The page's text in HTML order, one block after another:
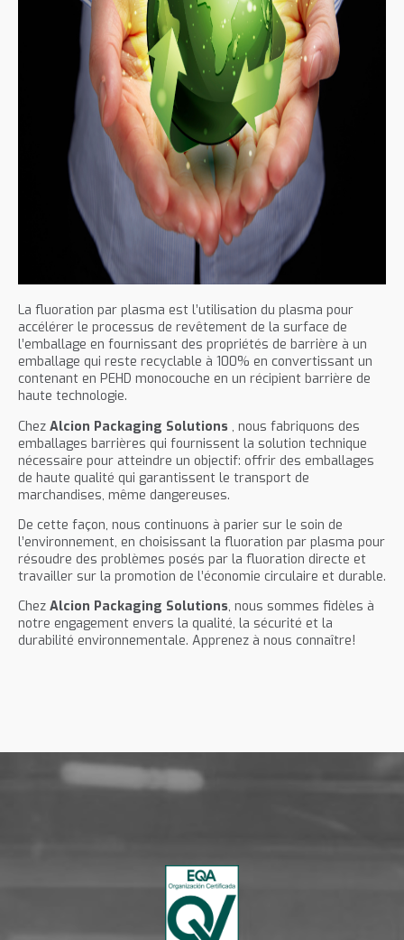
La fluoration par plasma est l’utilisation du plasma pour
accélérer le processus de revêtement de la surface de
l’emballage en fournissant des propriétés de barrière à un
emballage qui reste recyclable à 100% en convertissant un
contenant en PEHD monocouche en un récipient barrière de
haute technologie.
Chez Alcion Packaging Solutions , nous fabriquons des
emballages barrières qui fournissent la solution technique
nécessaire pour atteindre un objectif: offrir des emballages
de haute qualité qui garantissent le transport de
marchandises, même dangereuses.
De cette façon, nous continuons à parier sur le soin de
l’environnement, en choisissant la fluoration par plasma pour
résoudre des problèmes posés par la fluoration directe et
travailler sur la promotion de l’économie circulaire et durable.
Chez Alcion Packaging Solutions, nous sommes fidèles à
notre engagement envers la qualité, la sécurité et la
durabilité environnementale. Apprenez à nous connaître!